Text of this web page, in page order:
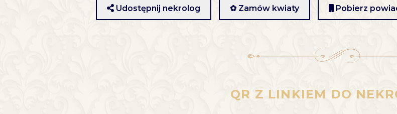
Udostępnij nekrolog ✿ Zamów kwiaty Pobierz
QR Z LINKIEM DO